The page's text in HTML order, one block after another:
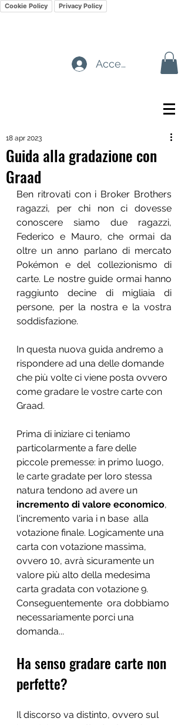
Cookie Policy Privacy Policy
Accedi
Guida alla gradazione con
Graad
18 apr 2023
Ben ritrovati con i Broker Brothers
ragazzi, per chi non ci dovesse
conoscere siamo due ragazzi,
Federico e Mauro, che ormai da
oltre un anno parlano di mercato
Pokémon e del collezionismo di
carte. Le nostre guide ormai hanno
raggiunto decine di migliaia di
persone, per la nostra e la vostra
soddisfazione.
In questa nuova guida andremo a
rispondere ad una delle domande
che più volte ci viene posta ovvero
come gradare le vostre carte con
Graad.
Prima di iniziare ci teniamo
particolarmente a fare delle
piccole premesse: in primo luogo,
le carte gradate per loro stessa
natura tendono ad avere un
incremento di valore economico,
l'incremento varia i n base  alla
votazione finale. Logicamente una
carta con votazione massima,
ovvero 10, avrà sicuramente un
valore più alto della medesima
carta gradata con votazione 9.
Conseguentemente  ora dobbiamo
necessariamente porci una
domanda...
Ha senso gradare carte non
perfette?
Il discorso va distinto, ovvero sul